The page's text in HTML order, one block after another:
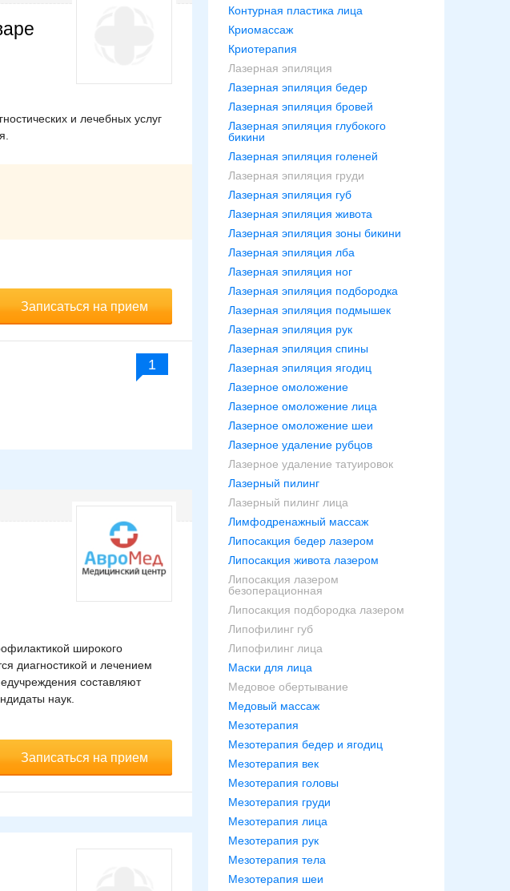
и лечебных услуг
Записаться на прием
1
широкого
диагностикой и лечением
составляют
наук.
Записаться на прием
Контурная пластика лица
Криомассаж
Криотерапия
Лазерная эпиляция
Лазерная эпиляция бедер
Лазерная эпиляция бровей
Лазерная эпиляция глубокого
бикини
Лазерная эпиляция голеней
Лазерная эпиляция груди
Лазерная эпиляция губ
Лазерная эпиляция живота
Лазерная эпиляция зоны бикини
Лазерная эпиляция лба
Лазерная эпиляция ног
Лазерная эпиляция подбородка
Лазерная эпиляция подмышек
Лазерная эпиляция рук
Лазерная эпиляция спины
Лазерная эпиляция ягодиц
Лазерное омоложение
Лазерное омоложение лица
Лазерное омоложение шеи
Лазерное удаление рубцов
Лазерное удаление татуировок
Лазерный пилинг
Лазерный пилинг лица
Лимфодренажный массаж
Липосакция бедер лазером
Липосакция живота лазером
Липосакция лазером
безоперационная
Липосакция подбородка лазером
Липофилинг губ
Липофилинг лица
Маски для лица
Медовое обертывание
Медовый массаж
Мезотерапия
Мезотерапия бедер и ягодиц
Мезотерапия век
Мезотерапия головы
Мезотерапия груди
Мезотерапия лица
Мезотерапия рук
Мезотерапия тела
Мезотерапия шеи